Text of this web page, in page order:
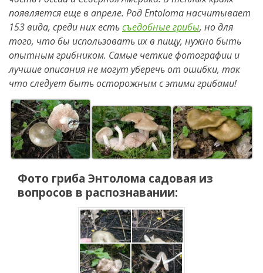
появляется еще в апреле. Род Еntoloma насчитывает
153 вида, среди них естьсъедобные грибы, но для
того, что бы использовать их в пищу, нужно быть
опытным грибником. Самые четкие фотографии и
лучшие описания не могут уберечь от ошибки, так
что следует быть осторожным с этими грибами!
Фото гриба Энтолома садовая из
вопросов в распознавании: